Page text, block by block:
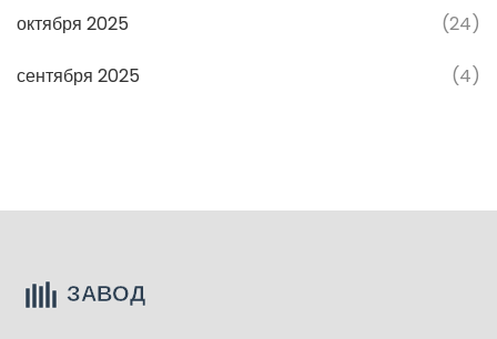
октября 2025 (24)
сентября 2025 (4)